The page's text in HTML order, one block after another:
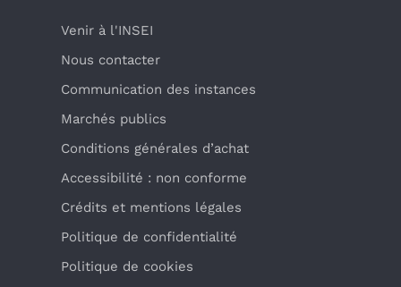
Venir à l'INSEI
Nous contacter
Communication des instances
Marchés publics
Conditions générales d’achat
Accessibilité : non conforme
Crédits et mentions légales
Politique de confidentialité
Politique de cookies